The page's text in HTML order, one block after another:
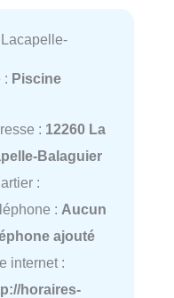
: Piscine
: 12260 La
Balaguier
:
: Aucun
ajouté
internet :
horaires-